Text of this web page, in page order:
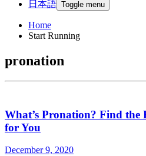
日本語 Toggle menu
Home
Start Running
pronation
What’s Pronation? Find the
for You
December 9, 2020